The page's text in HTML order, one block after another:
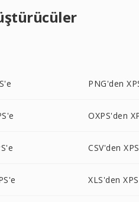
PNG'den
OXPS'den
CSV'den
XLS'den